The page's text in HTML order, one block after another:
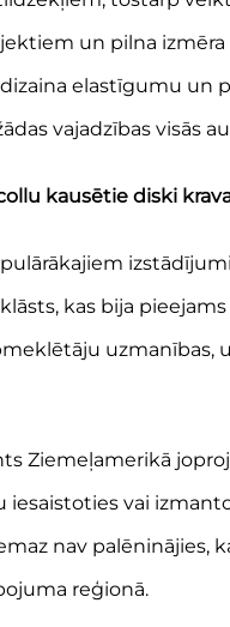
un pilna izmēra
elastīgumu un
vajadzības visās
kausētie diski
kas bija pieejams
uzmanības,
Ziemeļamerikā
iesaistoties vai
nav palēninājies,
reģionā.